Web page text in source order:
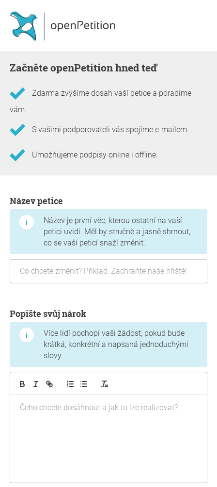
Začněte openPetition hned teď
Zdarma zvýšíme dosah vaší petice a poradíme
vám.
S vašimi podporovateli vás spojíme e-mailem.
Umožňujeme podpisy online i offline.
Název petice
Název je první věc, kterou ostatní na vaší
petici uvidí. Měl by stručně a jasně shrnout,
co se vaší peticí snaží změnit.
Popište svůj nárok
Více lidí pochopí vaši žádost, pokud bude
krátká, konkrétní a napsaná jednoduchými
slovy.